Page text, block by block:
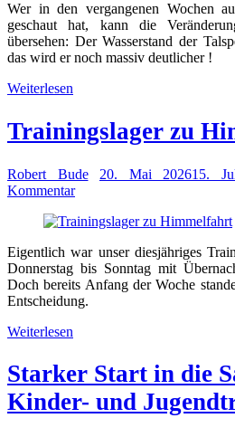
Wer in den vergangenen Wochen
geschaut hat, kann die
übersehen: Der Wasserstand der
das wird er noch massiv deutlicher !
Weiterlesen
Trainingslager zu
Robert Bude 20. Mai 202615.
Kommentar
Eigentlich war unser diesjähriges
Donnerstag bis Sonntag mit
Doch bereits Anfang der Woche
Entscheidung.
Weiterlesen
Starker Start in die
Kinder- und